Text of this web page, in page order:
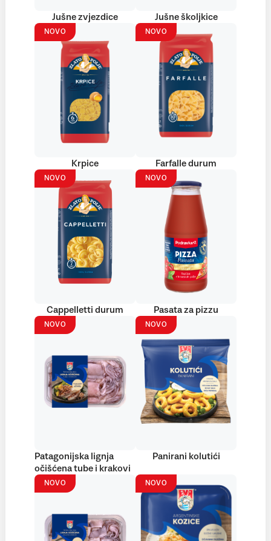
Jušne zvjezdice Jušne školjkice
NOVO
Krpice
NOVO
Farfalle durum
NOVO
Cappelletti durum
NOVO
Pasata za pizzu
NOVO
Patagonijska lignja
očišćena tube i krakovi
NOVO
Panirani kolutići
NOVO NOVO